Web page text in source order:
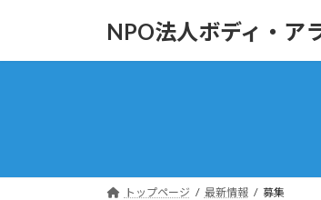
NPO法人ボディ・ア
トップページ 最新情報 募集